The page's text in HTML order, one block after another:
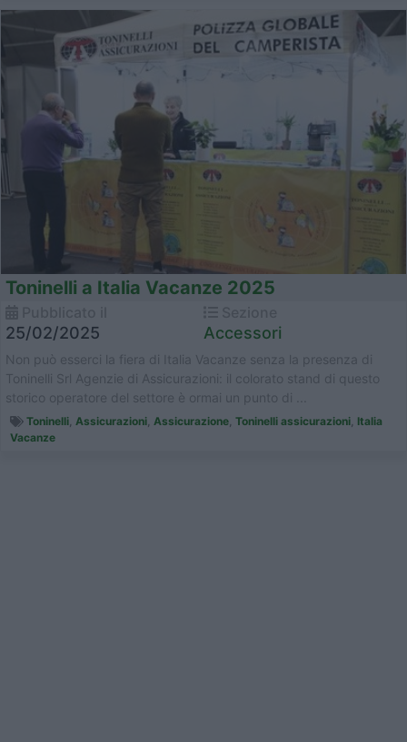
Toninelli a Italia Vacanze 2025
25/02/2025 Accessori
Non può esserci la fiera di Italia Vacanze senza la presenza di
Toninelli Srl Agenzie di Assicurazioni: il colorato stand di questo
storico operatore del settore è ormai un punto di ...
Toninelli, Assicurazioni, Assicurazione, Toninelli assicurazioni, Italia
Vacanze